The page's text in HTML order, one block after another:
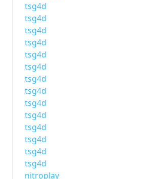
tsg4d
tsg4d
tsg4d
tsg4d
tsg4d
tsg4d
tsg4d
tsg4d
tsg4d
tsg4d
tsg4d
tsg4d
tsg4d
tsg4d
nitroplay